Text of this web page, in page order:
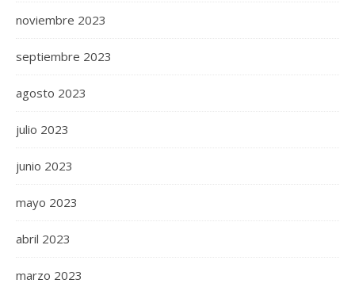
noviembre 2023
septiembre 2023
agosto 2023
julio 2023
junio 2023
mayo 2023
abril 2023
marzo 2023